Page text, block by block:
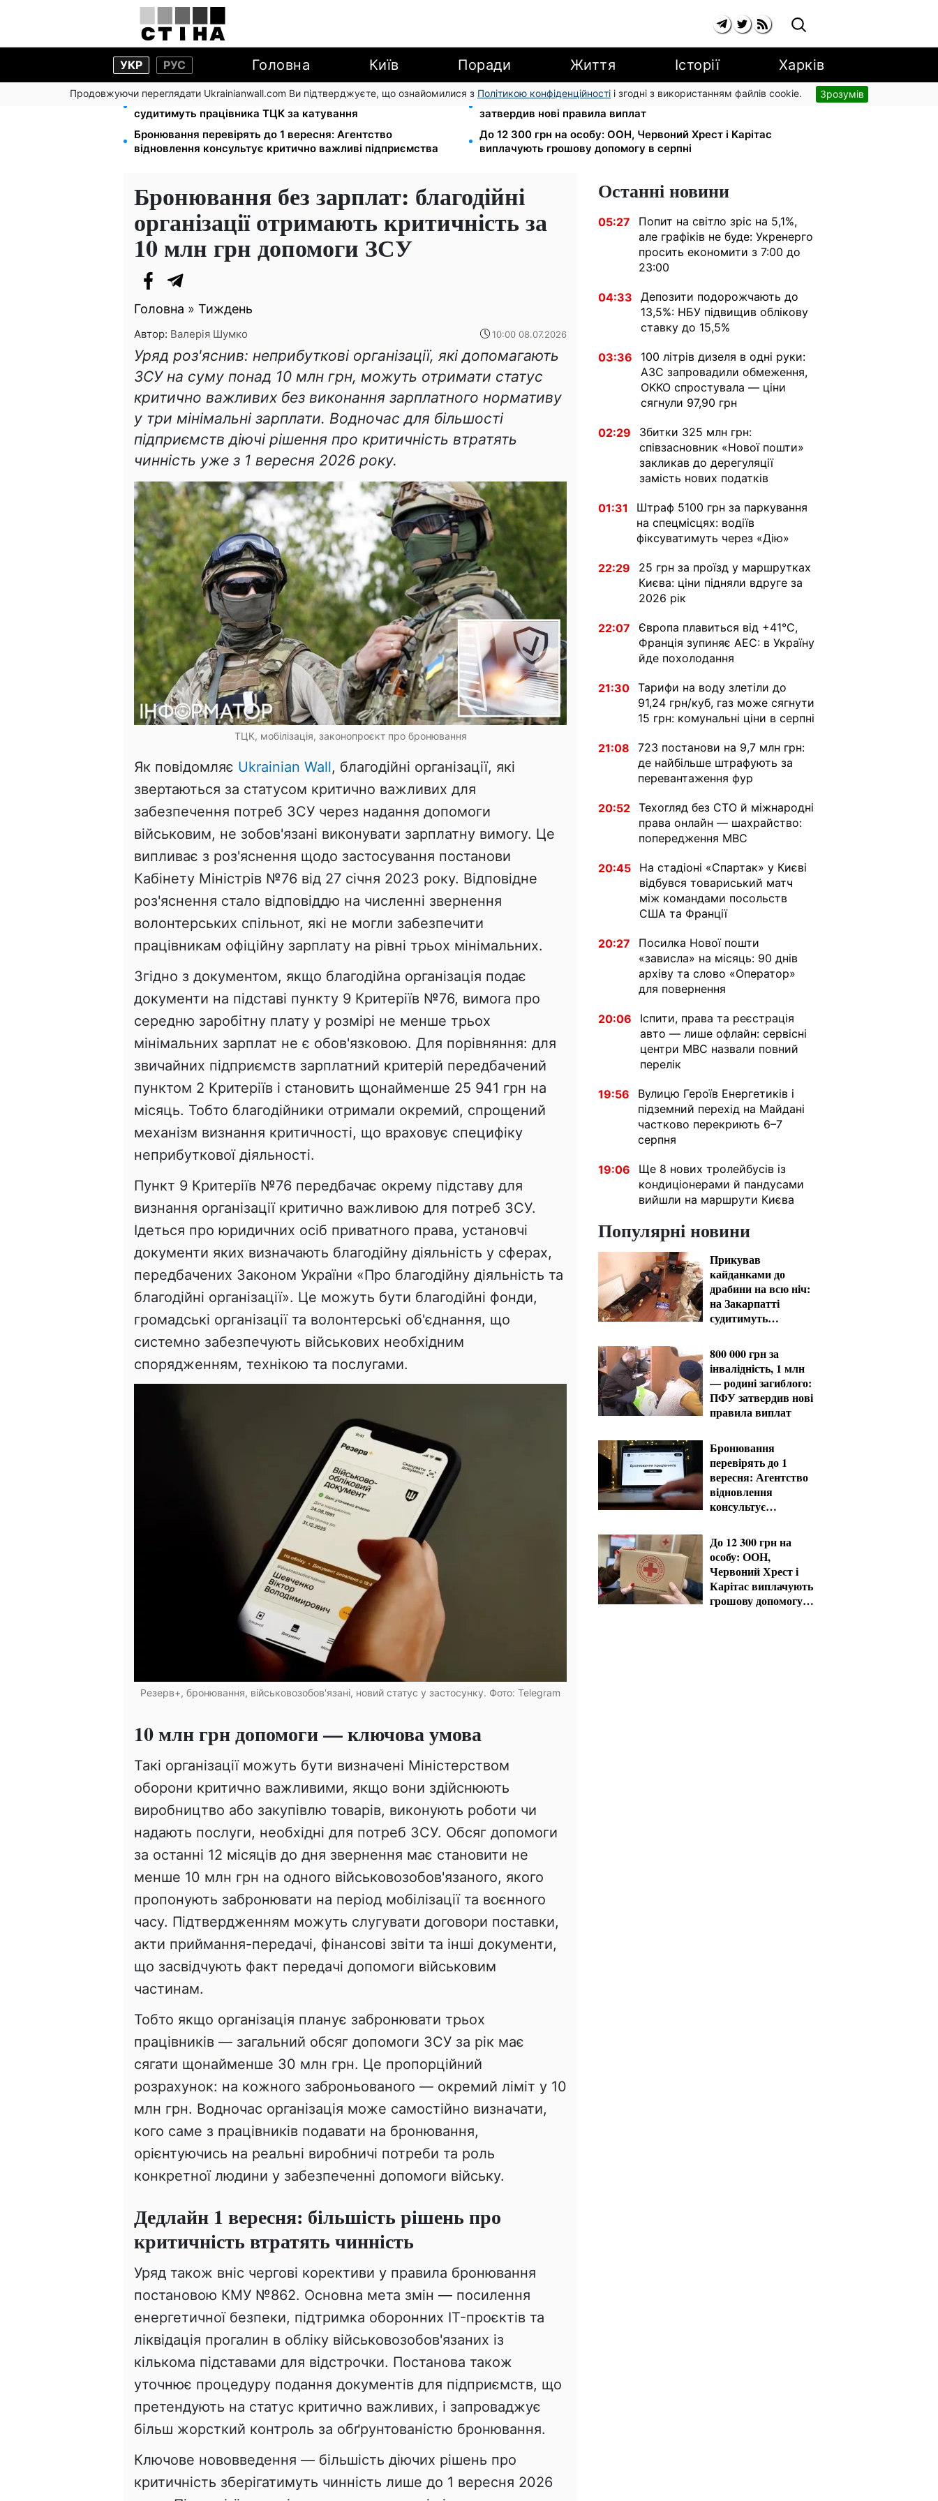
УКР РУС Головна Київ Поради Життя Історії Харків
Продовжуючи переглядати Ukrainianwall.com Ви підтверджуєте, що ознайомилися з Політикою конфіденційності і згодні з використанням файлів cookie. Зрозумів
Прикував кайданками до драбини на всю ніч: на Закарпатті
судитимуть працівника ТЦК за катування
800 000 грн за інвалідність, 1 млн — родині загиблого: ПФУ
затвердив нові правила виплат
Бронювання перевірять до 1 вересня: Агентство
відновлення консультує критично важливі підприємства
До 12 300 грн на особу: ООН, Червоний Хрест і Карітас
виплачують грошову допомогу в серпні
Бронювання без зарплат: благодійні
організації отримають критичність за
10 млн грн допомоги ЗСУ
Головна » Тиждень
Автор: Валерія Шумко 10:00 08.07.2026
Уряд роз'яснив: неприбуткові організації, які допомагають
ЗСУ на суму понад 10 млн грн, можуть отримати статус
критично важливих без виконання зарплатного нормативу
у три мінімальні зарплати. Водночас для більшості
підприємств діючі рішення про критичність втратять
чинність уже з 1 вересня 2026 року.
ТЦК, мобілізація, законопроєкт про бронювання
Як повідомляє Ukrainian Wall, благодійні організації, які
звертаються за статусом критично важливих для
забезпечення потреб ЗСУ через надання допомоги
військовим, не зобов'язані виконувати зарплатну вимогу. Це
випливає з роз'яснення щодо застосування постанови
Кабінету Міністрів №76 від 27 січня 2023 року. Відповідне
роз'яснення стало відповіддю на численні звернення
волонтерських спільнот, які не могли забезпечити
працівникам офіційну зарплату на рівні трьох мінімальних.
Згідно з документом, якщо благодійна організація подає
документи на підставі пункту 9 Критеріїв №76, вимога про
середню заробітну плату у розмірі не менше трьох
мінімальних зарплат не є обов'язковою. Для порівняння: для
звичайних підприємств зарплатний критерій передбачений
пунктом 2 Критеріїв і становить щонайменше 25 941 грн на
місяць. Тобто благодійники отримали окремий, спрощений
механізм визнання критичності, що враховує специфіку
неприбуткової діяльності.
Пункт 9 Критеріїв №76 передбачає окрему підставу для
визнання організації критично важливою для потреб ЗСУ.
Ідеться про юридичних осіб приватного права, установчі
документи яких визначають благодійну діяльність у сферах,
передбачених Законом України «Про благодійну діяльність та
благодійні організації». Це можуть бути благодійні фонди,
громадські організації та волонтерські об'єднання, що
системно забезпечують військових необхідним
спорядженням, технікою та послугами.
Резерв+, бронювання, військовозобов'язані, новий статус у застосунку. Фото: Telegram
10 млн грн допомоги — ключова умова
Такі організації можуть бути визначені Міністерством
оборони критично важливими, якщо вони здійснюють
виробництво або закупівлю товарів, виконують роботи чи
надають послуги, необхідні для потреб ЗСУ. Обсяг допомоги
за останні 12 місяців до дня звернення має становити не
менше 10 млн грн на одного військовозобов'язаного, якого
пропонують забронювати на період мобілізації та воєнного
часу. Підтвердженням можуть слугувати договори поставки,
акти приймання-передачі, фінансові звіти та інші документи,
що засвідчують факт передачі допомоги військовим
частинам.
Тобто якщо організація планує забронювати трьох
працівників — загальний обсяг допомоги ЗСУ за рік має
сягати щонайменше 30 млн грн. Це пропорційний
розрахунок: на кожного заброньованого — окремий ліміт у 10
млн грн. Водночас організація може самостійно визначати,
кого саме з працівників подавати на бронювання,
орієнтуючись на реальні виробничі потреби та роль
конкретної людини у забезпеченні допомоги війську.
Дедлайн 1 вересня: більшість рішень про
критичність втратять чинність
Уряд також вніс чергові корективи у правила бронювання
постановою КМУ №862. Основна мета змін — посилення
енергетичної безпеки, підтримка оборонних IT-проєктів та
ліквідація прогалин в обліку військовозобов'язаних із
кількома підставами для відстрочки. Постанова також
уточнює процедуру подання документів для підприємств, що
претендують на статус критично важливих, і запроваджує
більш жорсткий контроль за обґрунтованістю бронювання.
Ключове нововведення — більшість діючих рішень про
критичність зберігатимуть чинність лише до 1 вересня 2026
Останні новини
05:27
Попит на світло зріс на 5,1%,
але графіків не буде: Укренерго
просить економити з 7:00 до
23:00
04:33
Депозити подорожчають до
13,5%: НБУ підвищив облікову
ставку до 15,5%
03:36
100 літрів дизеля в одні руки:
АЗС запровадили обмеження,
OKKO спростувала — ціни
сягнули 97,90 грн
02:29
Збитки 325 млн грн:
співзасновник «Нової пошти»
закликав до дерегуляції
замість нових податків
01:31
Штраф 5100 грн за паркування
на спецмісцях: водіїв
фіксуватимуть через «Дію»
22:29
25 грн за проїзд у маршрутках
Києва: ціни підняли вдруге за
2026 рік
22:07
Європа плавиться від +41°C,
Франція зупиняє АЕС: в Україну
йде похолодання
21:30 Тарифи на воду злетіли до
91,24 грн/куб, газ може сягнути
15 грн: комунальні ціни в серпні
21:08
723 постанови на 9,7 млн грн:
де найбільше штрафують за
перевантаження фур
20:52 Техогляд без СТО й міжнародні
права онлайн — шахрайство:
попередження МВС
20:45
На стадіоні «Спартак» у Києві
відбувся товариський матч
між командами посольств
США та Франції
20:27
Посилка Нової пошти
«зависла» на місяць: 90 днів
архіву та слово «Оператор»
для повернення
20:06
Іспити, права та реєстрація
авто — лише офлайн: сервісні
центри МВС назвали повний
перелік
19:56
Вулицю Героїв Енергетиків і
підземний перехід на Майдані
частково перекриють 6–7
серпня
19:06
Ще 8 нових тролейбусів із
кондиціонерами й пандусами
вийшли на маршрути Києва
Популярні новини
Прикував
кайданками до
драбини на всю ніч:
на Закарпатті
судитимуть
катування
800 000 грн за
інвалідність, 1 млн
— родині загиблого:
ПФУ затвердив нові
правила виплат
Бронювання
перевірять до 1
вересня: Агентство
відновлення
консультує
підприємства
До 12 300 грн на
особу: ООН,
Червоний Хрест і
Карітас виплачують
грошову допомогу в